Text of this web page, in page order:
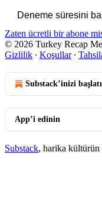
Deneme süresini
Zaten ücretli bir abone
© 2026 Turkey Recap
Gizlilik ∙ Koşullar∙
Substack’inizi
App’i edinin
Substack, harika